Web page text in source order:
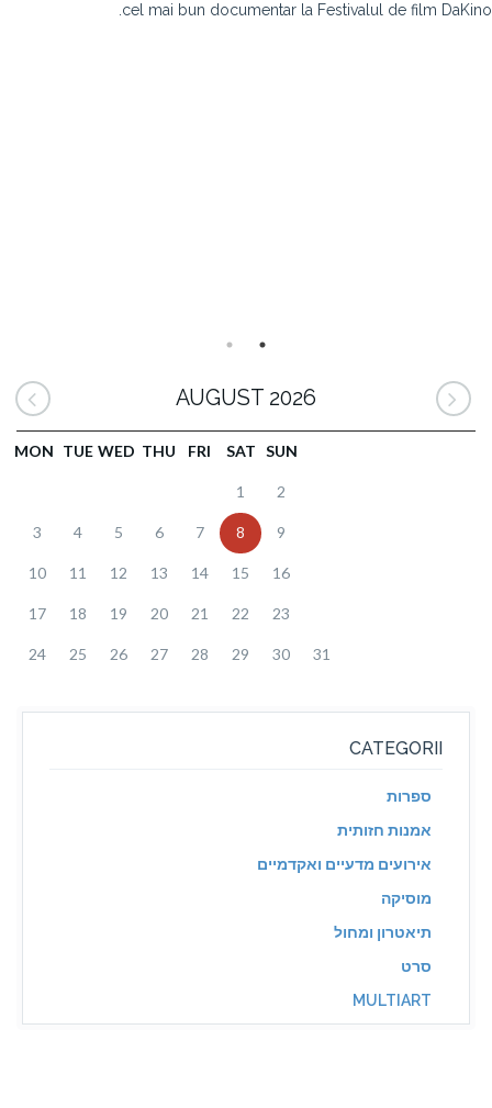
cel mai bun documentar la Festivalul de film DaKino.
AUGUST 2026
MON TUE WED THU FRI SAT SUN
1 2
3 4 5 6 7 8 9
10 11 12 13 14 15 16
17 18 19 20 21 22 23
24 25 26 27 28 29 30 31
CATEGORII
ספרות
אמנות חזותית
אירועים מדעיים ואקדמיים
מוסיקה
תיאטרון ומחול
סרט
MULTIART